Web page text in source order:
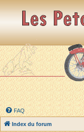
FAQ
Index du forum